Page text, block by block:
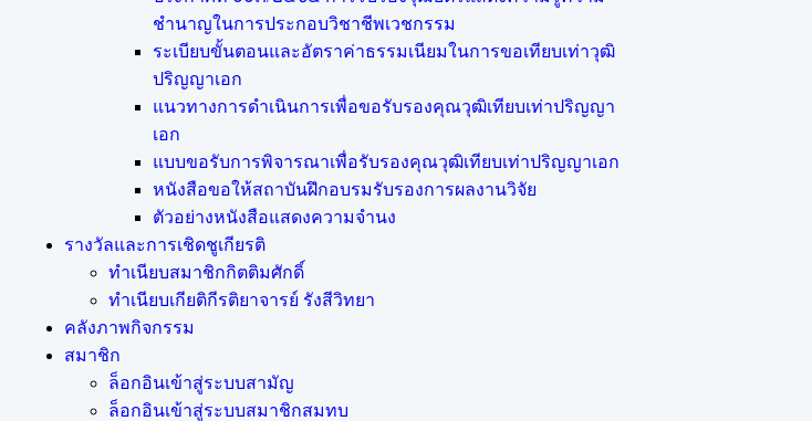
ชำนาญในการประกอบวิชาชีพเวชกรรม
ระเบียบขั้นตอนและอัตราค่าธรรมเนียมในการขอเทียบเท่าวุฒิ
ปริญญาเอก
แนวทางการดำเนินการเพื่อขอรับรองคุณวุฒิเทียบเท่าปริญญา
เอก
แบบขอรับการพิจารณาเพื่อรับรองคุณวุฒิเทียบเท่าปริญญาเอก
หนังสือขอให้สถาบันฝึกอบรมรับรองการผลงานวิจัย
ตัวอย่างหนังสือแสดงความจำนง
รางวัลและการเชิดชูเกียรติ
ทำเนียบสมาชิกกิตติมศักดิ์
ทำเนียบเกียติกีรติยาจารย์ รังสีวิทยา
คลังภาพกิจกรรม
สมาชิก
ล็อกอินเข้าสู่ระบบสามัญ
ล็อกอินเข้าสู่ระบบสมาชิกสมทบ